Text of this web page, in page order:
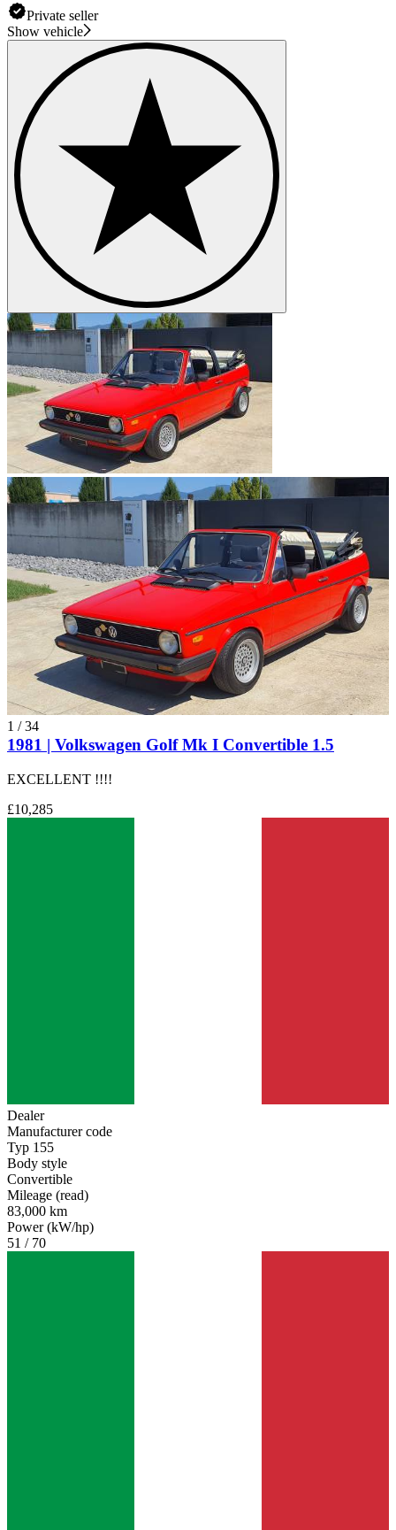
Private seller
Show vehicle
1 /34
1981 | Volkswagen Golf Mk I Convertible 1.5
EXCELLENT !!!!
£10,285
Dealer
Manufacturer code
Typ 155
Body style
Convertible
Mileage (read)
83,000 km
Power (kW/hp)
51 / 70